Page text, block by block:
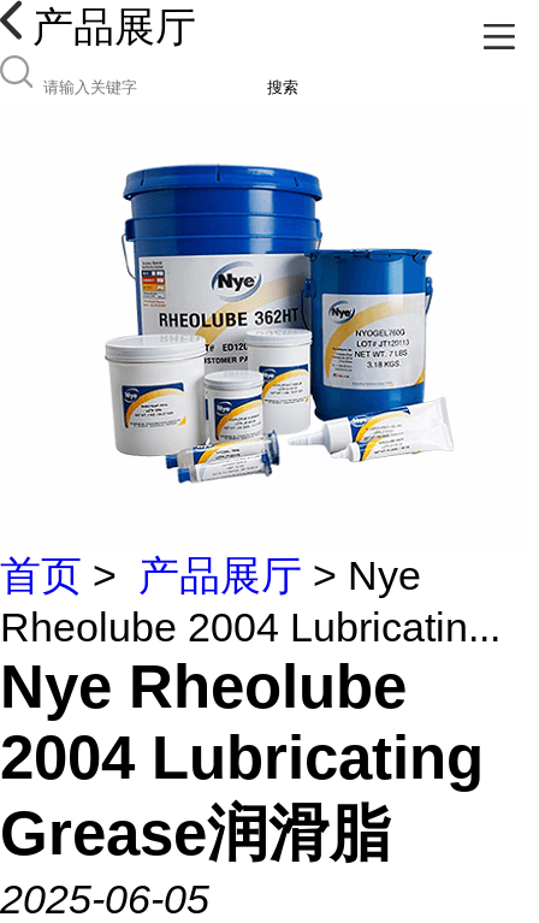
产品展厅
搜索
首页 > 产品展厅 > Nye
Rheolube 2004 Lubricatin...
Nye Rheolube
2004 Lubricating
Grease润滑脂
2025-06-05